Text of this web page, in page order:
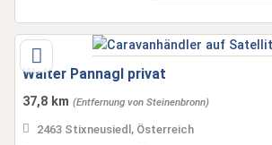
Walter Pannagl privat
37,8 km (Entfernung von Steinenbronn)
2463 Stixneusiedl, Österreich